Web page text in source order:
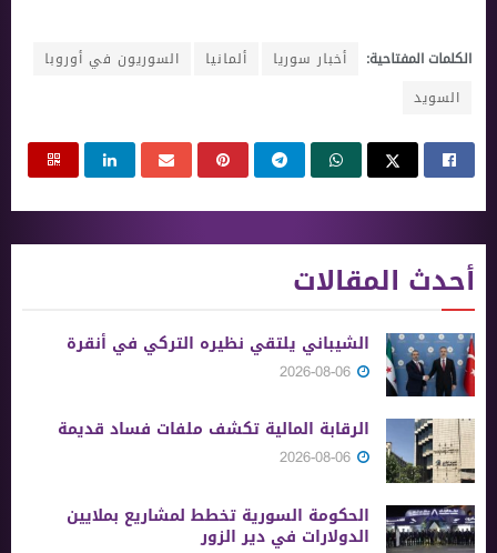
الكلمات المفتاحية: أخبار سوريا ألمانيا
السوريون في أوروبا
السويد
أحدث المقالات
الشيباني يلتقي نظيره التركي في أنقرة
الرقابة المالية تكشف ملفات فساد قديمة
الحكومة السورية تخطط لمشاريع بملايين
الدولارات في دير الزور